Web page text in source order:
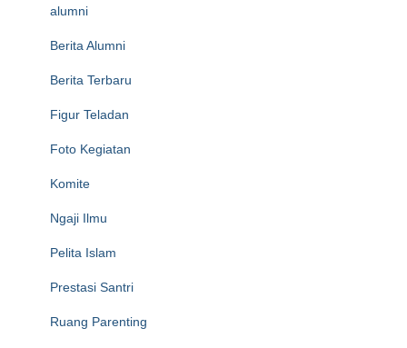
alumni
Berita Alumni
Berita Terbaru
Figur Teladan
Foto Kegiatan
Komite
Ngaji Ilmu
Pelita Islam
Prestasi Santri
Ruang Parenting